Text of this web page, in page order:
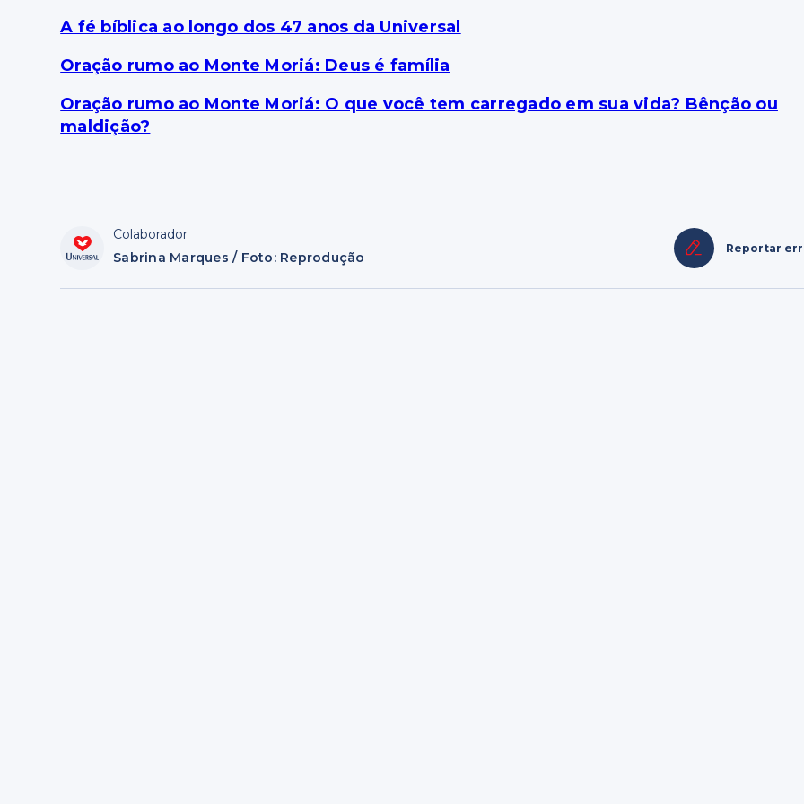
A fé bíblica ao longo dos 47 anos da Universal
Oração rumo ao Monte Moriá: Deus é família
Oração rumo ao Monte Moriá: O que você tem carregado em sua vida? Bênção ou
maldição?
Colaborador
Sabrina Marques / Foto: Reprodução
Reportar